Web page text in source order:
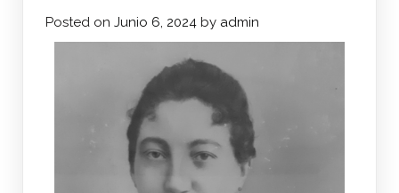
Posted on Junio 6, 2024 by admin